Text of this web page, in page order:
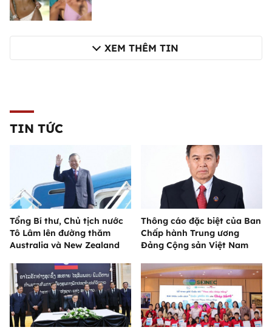
XEM THÊM TIN
TIN TỨC
Tổng Bí thư, Chủ tịch nước
Tô Lâm lên đường thăm
Australia và New Zealand
Thông cáo đặc biệt của Ban
Chấp hành Trung ương
Đảng Cộng sản Việt Nam